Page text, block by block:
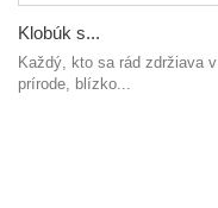
Klobúk s...
Každý, kto sa rád zdržiava v
prírode, blízko...